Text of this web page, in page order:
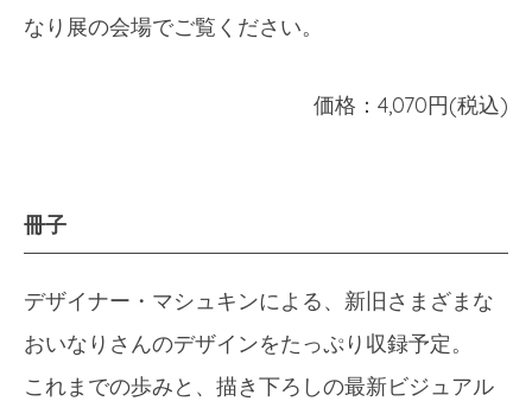
なり展の会場でご覧ください。
価格：4,070円(税込)
冊子
デザイナー・マシュキンによる、新旧さまざまな
おいなりさんのデザインをたっぷり収録予定。
これまでの歩みと、描き下ろしの最新ビジュアル